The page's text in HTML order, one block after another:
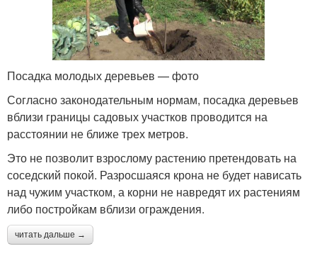
Посадка молодых деревьев — фото
Согласно законодательным нормам, посадка деревьев
вблизи границы садовых участков проводится на
расстоянии не ближе трех метров.
Это не позволит взрослому растению претендовать на
соседский покой. Разросшаяся крона не будет нависать
над чужим участком, а корни не навредят их растениям
либо постройкам вблизи ограждения.
читать дальше →